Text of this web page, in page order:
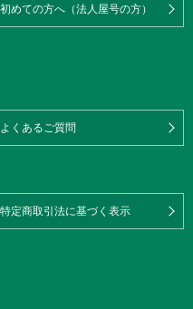
初めての方へ（法人屋号の方）
よくあるご質問
特定商取引法に基づく表示